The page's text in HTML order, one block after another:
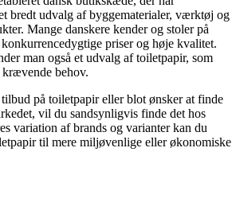
bredt udvalg af byggematerialer, værktøj og
Mange danskere kender og stoler på
priser og høje kvalitet.
man også et udvalg af toiletpapir, som
behov.
på toiletpapir eller blot ønsker at finde
vil du sandsynligvis finde det hos
variation af brands og varianter kan du
til mere miljøvenlige eller økonomiske